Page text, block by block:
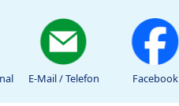
E-Mail / Telefon Facebook